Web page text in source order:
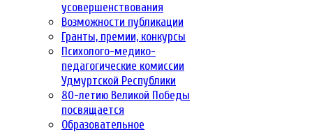
усовершенствования
Возможности публикации
Гранты, премии, конкурсы
Психолого-медико-
педагогические комиссии
Удмуртской Республики
80-летию Великой Победы
посвящается
Образовательное